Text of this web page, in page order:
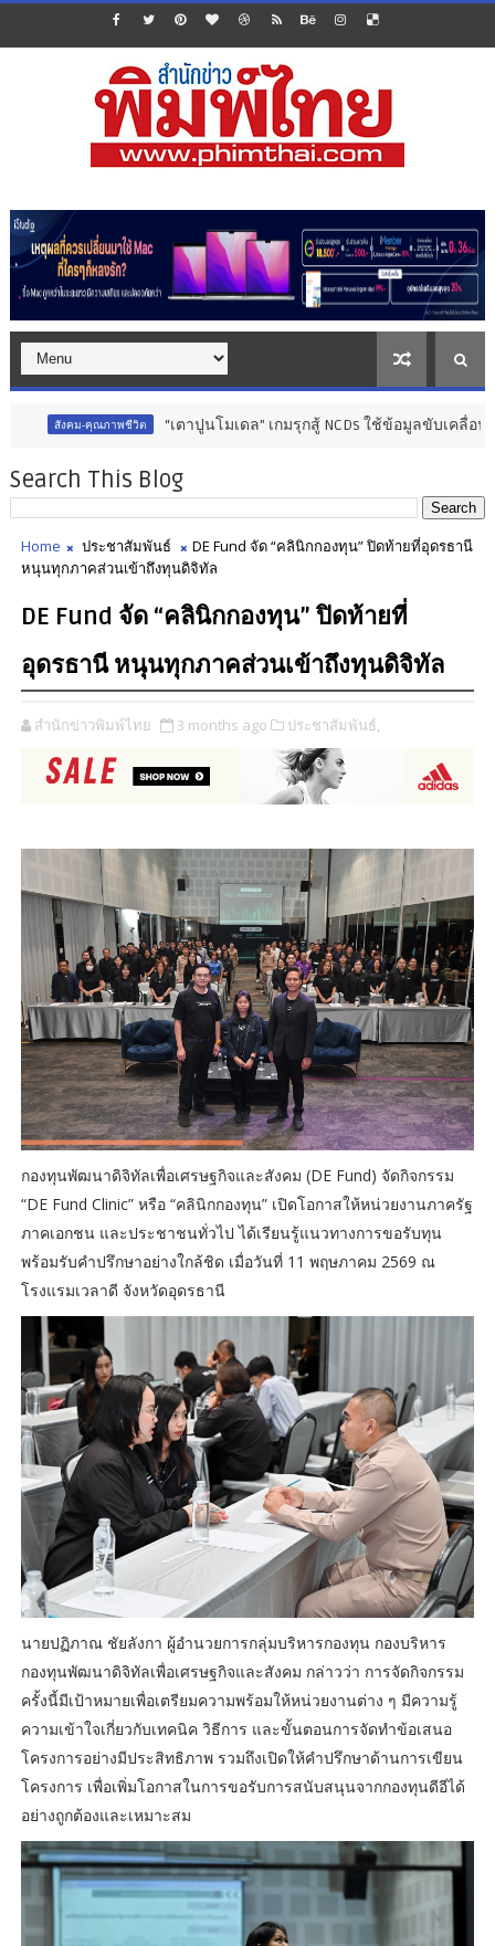
ณภาพชีวิต “เตาปูนโมเดล" เกมรุกสู้ NCDs ใช้ข้อมูลขับเคลื่อนการพัฒน
Search This Blog
Home ประชาสัมพันธ์
DE Fund จัด “คลินิกกองทุน” ปิดท้ายที่อุดรธานี
หนุนทุกภาคส่วนเข้าถึงทุนดิจิทัล
DE Fund จัด “คลินิกกองทุน” ปิดท้ายที่
อุดรธานี หนุนทุกภาคส่วนเข้าถึงทุนดิจิทัล
สำนักข่าวพิมพ์ไทย 3 months ago ประชาสัมพันธ์,
กองทุนพัฒนาดิจิทัลเพื่อเศรษฐกิจและสังคม (DE Fund) จัดกิจกรรม
“DE Fund Clinic” หรือ “คลินิกกองทุน” เปิดโอกาสให้หน่วยงานภาครัฐ
ภาคเอกชน และประชาชนทั่วไป ได้เรียนรู้แนวทางการขอรับทุน
พร้อมรับคำปรึกษาอย่างใกล้ชิด เมื่อวันที่ 11 พฤษภาคม 2569 ณ
โรงแรมเวลาดี จังหวัดอุดรธานี
นายปฏิภาณ ชัยลังกา ผู้อำนวยการกลุ่มบริหารกองทุน กองบริหาร
กองทุนพัฒนาดิจิทัลเพื่อเศรษฐกิจและสังคม กล่าวว่า การจัดกิจกรรม
ครั้งนี้มีเป้าหมายเพื่อเตรียมความพร้อมให้หน่วยงานต่าง ๆ มีความรู้
ความเข้าใจเกี่ยวกับเทคนิค วิธีการ และขั้นตอนการจัดทำข้อเสนอ
โครงการอย่างมีประสิทธิภาพ รวมถึงเปิดให้คำปรึกษาด้านการเขียน
โครงการ เพื่อเพิ่มโอกาสในการขอรับการสนับสนุนจากกองทุนดีอีได้
อย่างถูกต้องและเหมาะสม